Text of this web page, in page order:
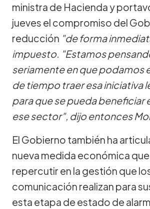
ministra de Hacienda y
jueves el compromiso del
reducción "de forma
impuesto. "Estamos
seriamente en que podamos
de tiempo traer esa iniciativa
para que se pueda beneficiar
ese sector", dijo entonces
El Gobierno también ha
nueva medida económica
repercutir en la gestión que
comunicación realizan para
esta etapa de estado de